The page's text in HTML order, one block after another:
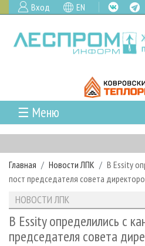
Вход EN
☰ Меню
ГЛАВНАЯ
РУБРИКИ И ТЕМЫ
РУБРИКИ ЖУРНАЛА
ЛЕСОЗАГОТОВКА
ЛЕСОПИЛЕНИЕ
НОВОСТИ
НОВОСТИ ЛПК
НОВОСТИ ЖУРНАЛА
ПРОЕКТЫ ЛПИ
АНАЛИТИКА
ПРЕДПРИЯТИЯ ЛПК
АРХИВ
АРХИВ ЖУРНАЛОВ
О ЖУРНАЛЕ
Главная Новости ЛПК
В Essity
пост председателя совета
НОВОСТИ ЛПК
В Essity определились с
председателя совета